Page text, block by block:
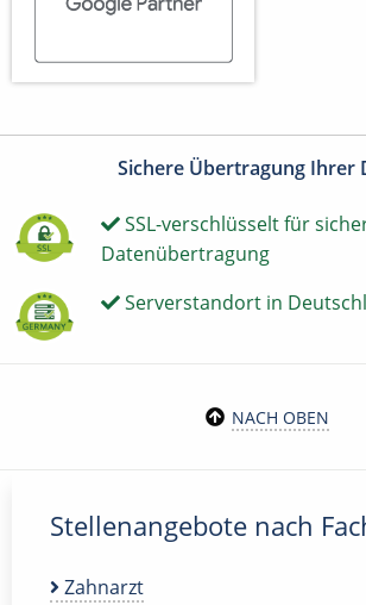
Sichere Übertragung Ihrer
SSL-verschlüsselt für
Datenübertragung
Serverstandort in
NACH OBEN
Stellenangebote nach
Zahnarzt